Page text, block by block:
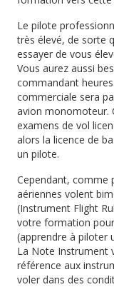
Le pilote
très élevé, de sorte
essayer de vous
Vous aurez aussi
commandant heures.
commerciale sera
avion monomoteur.
examens de vol
alors la licence de
un pilote.
Cependant, comme
aériennes volent
(Instrument Flight
votre formation
(apprendre à piloter
La Note Instrument
référence aux
voler dans des